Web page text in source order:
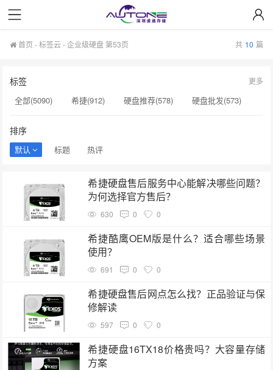
首页 -标签云- 企业级硬盘 第53页 共 10 篇
标签
全部(5090) 希捷(912) 硬盘推荐(578)
硬盘批发(573)
硬盘采购(474)
希捷硬盘(471)
监控硬盘(334)
希捷企业级硬盘(310)
更多
排序
默认 标题 热评
希捷硬盘售后服务中心能解决哪些问题？
为何选择官方售后？
630 0 0
希捷酷鹰OEM版是什么？适合哪些场景
使用？
691 0 0
希捷硬盘售后网点怎么找？正品验证与保
修解读
597 0 0
希捷硬盘16TX18价格贵吗？大容量存储
方案